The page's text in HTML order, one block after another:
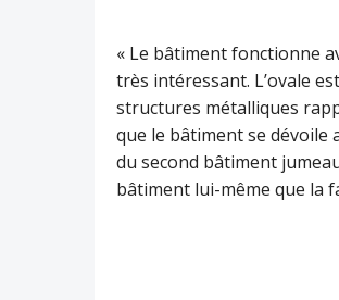
« Le bâtiment fonctionne
très intéressant. L’ovale
structures métalliques
que le bâtiment se dévoile
du second bâtiment
bâtiment lui-même que la